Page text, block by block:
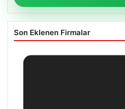
Son Eklenen Firmalar